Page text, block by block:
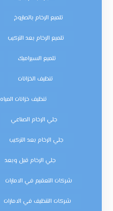
تلميع الرخام بالصاروخ
تلميع الرخام بعد التركيب
تلميع السيراميك
تنظيف الخزانات
تنظيف خزانات المياه
جلي الرخام الصناعي
جلي الرخام بعد التركيب
جلي الرخام قبل وبعد
شركات التعقيم في الامارات
شركات التنظيف في الامارات